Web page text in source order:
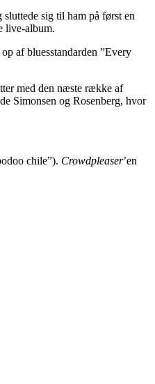
sig til ham på først en
live-album.
af bluesstandarden ”Every
med den næste række af
Simonsen og Rosenberg, hvor
chile”). Crowdpleaser’en